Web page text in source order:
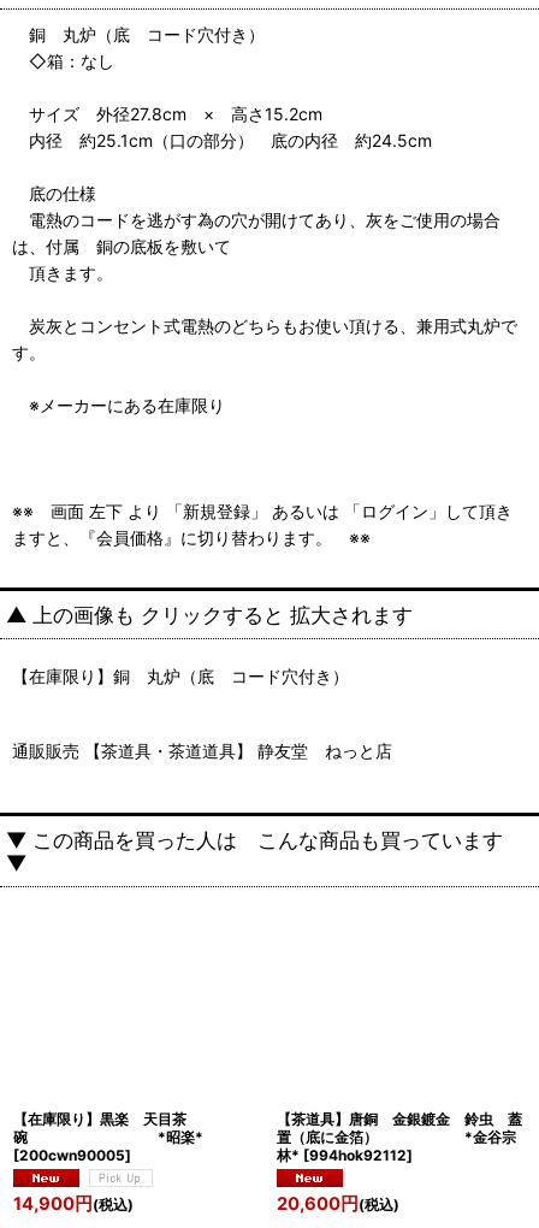
銅 丸炉（底 コード穴付き）
◇箱：なし
サイズ 外径27.8cm × 高さ15.2cm
内径 約25.1cm（口の部分） 底の内径 約24.5cm
底の仕様
電熱のコードを逃がす為の穴が開けてあり、灰をご使用の場合
は、付属 銅の底板を敷いて
頂きます。
炭灰とコンセント式電熱のどちらもお使い頂ける、兼用式丸炉で
す。
※メーカーにある在庫限り
※※ 画面 左下 より 「新規登録」 あるいは 「ログイン」して頂き
ますと、『会員価格』に切り替わります。 ※※
▲ 上の画像も クリックすると 拡大されます
【在庫限り】銅 丸炉（底 コード穴付き）
通販販売 【茶道具・茶道道具】 静友堂 ねっと店
▼ この商品を買った人は こんな商品も買っています
▼
【在庫限り】黒楽 天目茶
碗 *昭楽*
[200cwn90005]
14,900円 (税込)
【茶道具】唐銅 金銀鍍金 鈴虫 蓋
置（底に金箔） *金谷宗
林* [994hok92112]
20,600円 (税込)